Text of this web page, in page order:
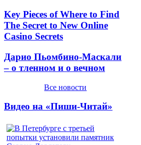
Key Pieces of Where to Find
The Secret to New Online
Casino Secrets
Дарио Пьомбино-Маскали
– о тленном и о вечном
Все новости
Видео на «Пиши-Читай»